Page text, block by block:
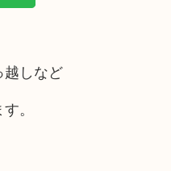
しなど
。